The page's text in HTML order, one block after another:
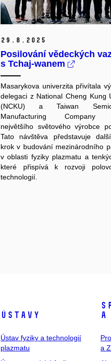
29. 8. 2025
Posilování vědeckých
s Tchaj-wanem
Masarykova univerzita přivítala
delegaci z National Cheng Kung
(NCKU) a Taiwan
Manufacturing Company
největšího světového výrobce
Tato návštěva představuje
krok v budování mezinárodního
v oblasti fyziky plazmatu a
které přispívá k rozvoji
technologií.
Ústavy
Ústav fyziky a technologií
plazmatu
a
a